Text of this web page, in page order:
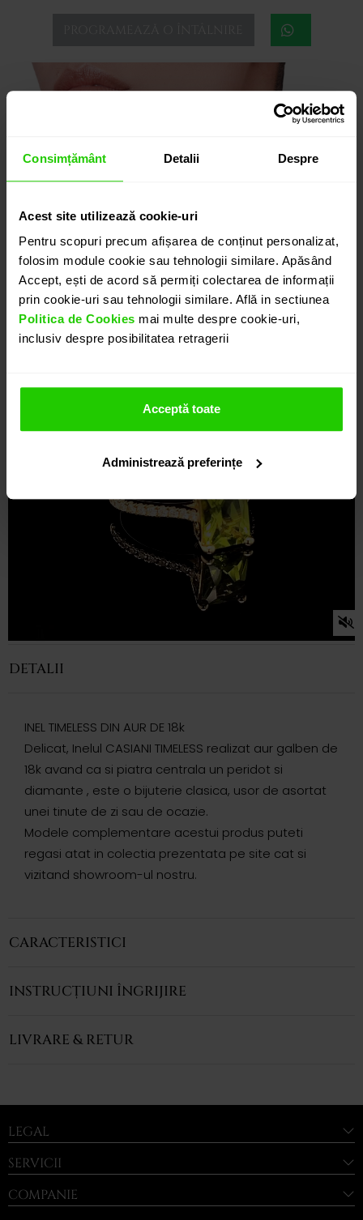
Consimțământ Detalii Despre
Acest site utilizează cookie-uri
Pentru scopuri precum afișarea de conținut personalizat,
folosim module cookie sau tehnologii similare. Apăsând
Accept, ești de acord să permiți colectarea de informații
prin cookie-uri sau tehnologii similare. Află in sectiunea
Politica de Cookies mai multe despre cookie-uri,
inclusiv despre posibilitatea retragerii
Acceptă toate
Administrează preferințe
DETALII
INEL TIMELESS DIN AUR DE 18k
Delicat, Inelul CASIANI TIMELESS realizat aur galben de
18k avand ca si piatra centrala un peridot si
diamante , este o bijuterie clasica, usor de asortat
unei tinute de zi sau de ocazie.
Modele complementare acestui produs puteti
regasi atat in colectia prezentata pe site cat si
vizitand showroom-ul nostru.
CARACTERISTICI
INSTRUCȚIUNI ÎNGRIJIRE
LIVRARE & RETUR
LEGAL
SERVICII
COMPANIE